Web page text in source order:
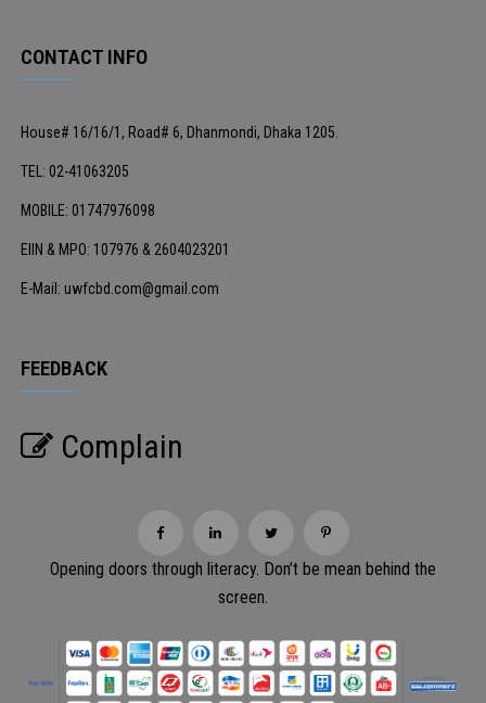
CONTACT INFO
House# 16/16/1, Road# 6, Dhanmondi, Dhaka 1205.
TEL: 02-41063205
MOBILE: 01747976098
EIIN & MPO: 107976 & 2604023201
E-Mail: uwfcbd.com@gmail.com
FEEDBACK
Complain
Opening doors through literacy. Don’t be mean behind the
screen.